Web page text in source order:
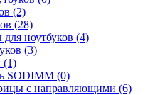
(2)
(28)
ноутбуков (4)
(3)
(1)
SODIMM (0)
с направляющими (6)